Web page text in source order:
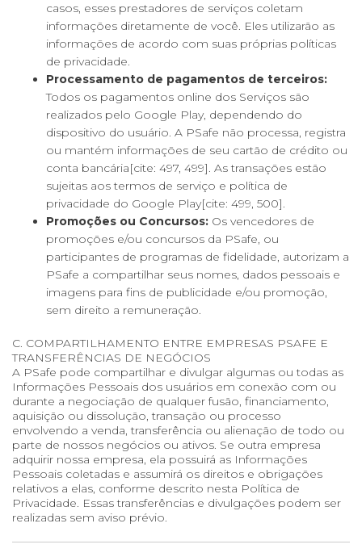
casos, esses prestadores de serviços coletam
informações diretamente de você. Eles utilizarão as
informações de acordo com suas próprias políticas
de privacidade.
Processamento de pagamentos de terceiros:
Todos os pagamentos online dos Serviços são
realizados pelo Google Play, dependendo do
dispositivo do usuário. A PSafe não processa, registra
ou mantém informações de seu cartão de crédito ou
conta bancária[cite: 497, 499]. As transações estão
sujeitas aos termos de serviço e política de
privacidade do Google Play[cite: 499, 500].
Promoções ou Concursos: Os vencedores de
promoções e/ou concursos da PSafe, ou
participantes de programas de fidelidade, autorizam a
PSafe a compartilhar seus nomes, dados pessoais e
imagens para fins de publicidade e/ou promoção,
sem direito a remuneração.
C. COMPARTILHAMENTO ENTRE EMPRESAS PSAFE E
TRANSFERÊNCIAS DE NEGÓCIOS
A PSafe pode compartilhar e divulgar algumas ou todas as
Informações Pessoais dos usuários em conexão com ou
durante a negociação de qualquer fusão, financiamento,
aquisição ou dissolução, transação ou processo
envolvendo a venda, transferência ou alienação de todo ou
parte de nossos negócios ou ativos. Se outra empresa
adquirir nossa empresa, ela possuirá as Informações
Pessoais coletadas e assumirá os direitos e obrigações
relativos a elas, conforme descrito nesta Política de
Privacidade. Essas transferências e divulgações podem ser
realizadas sem aviso prévio.